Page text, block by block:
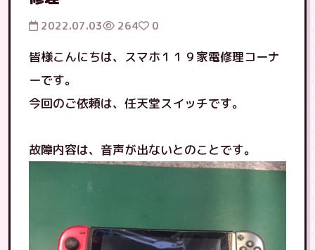
2022.07.03 264 0
皆様こんにちは、スマホ１１９家電修理コーナ
ーです。
今回のご依頼は、任天堂スイッチです。
故障内容は、音声が出ないとのことです。